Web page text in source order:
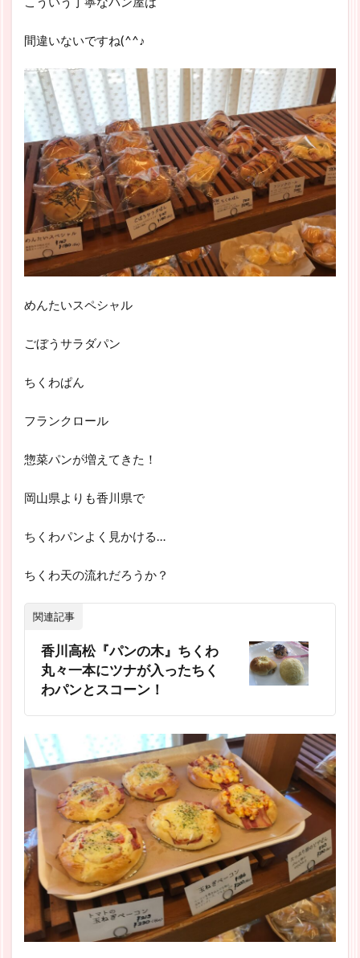
間違いないですね(^^♪
めんたいスペシャル
ごぼうサラダパン
ちくわぱん
フランクロール
惣菜パンが増えてきた！
岡山県よりも香川県で
ちくわパンよく見かける…
ちくわ天の流れだろうか？
関連記事
香川高松『パンの木』ちくわ
丸々一本にツナが入ったちく
わパンとスコーン！